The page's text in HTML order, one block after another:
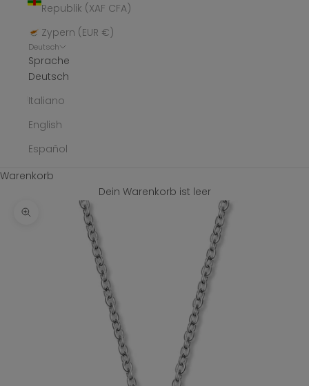
Republik (XAF CFA)
Zypern (EUR €)
Deutsch
Sprache
Deutsch
Italiano
English
Español
Warenkorb
Dein Warenkorb ist leer
Bild vergrößern